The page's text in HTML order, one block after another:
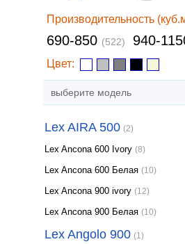
Производительность
690-850 (522) 940-
Цвет:
выберите модель
Lex AIRA 500 (2)
Lex Ancona 600 Ivory (8)
Lex Ancona 600 Белая (10)
Lex Ancona 900 ivory (12)
Lex Ancona 900 Белая (10)
Lex Angolo 900 (1)